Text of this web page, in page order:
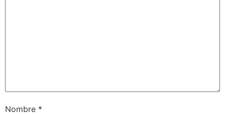
Nombre *